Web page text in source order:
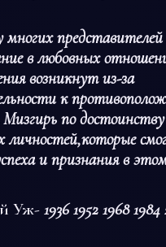
многих
в любовных
возникнут из-за
к
по
личностей,которые
и признания в
Уж- 1936 1952 1968